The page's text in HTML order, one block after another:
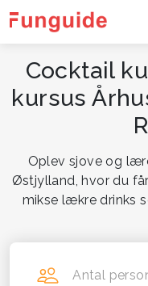
Cocktail
kursus
Oplev sjove og
Østjylland, hvor du
mikse lækre drinks
Antal